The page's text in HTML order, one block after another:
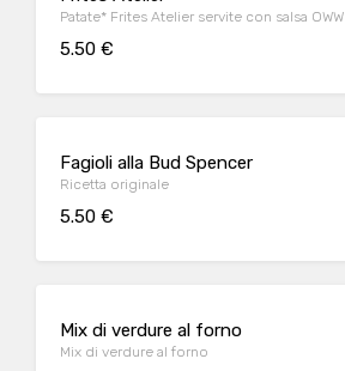
Patate* Frites Atelier servite con salsa OWW
5.50 €
Fagioli alla Bud Spencer
Ricetta originale
5.50 €
Mix di verdure al forno
Mix di verdure al forno